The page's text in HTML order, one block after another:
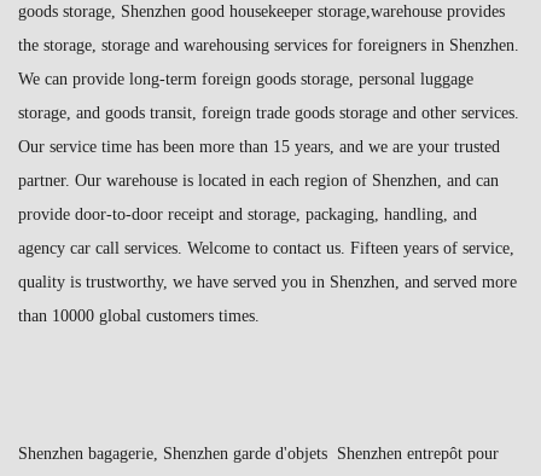
goods storage, Shenzhen good housekeeper storage,warehouse provides
the storage, storage and warehousing services for foreigners in Shenzhen.
We can provide long-term foreign goods storage, personal luggage
storage, and goods transit, foreign trade goods storage and other services.
Our service time has been more than 15 years, and we are your trusted
partner. Our warehouse is located in each region of Shenzhen, and can
provide door-to-door receipt and storage, packaging, handling, and
agency car call services. Welcome to contact us. Fifteen years of service,
quality is trustworthy, we have served you in Shenzhen, and served more
than 10000 global customers times.
Shenzhen bagagerie, Shenzhen garde d'objets Shenzhen entrepôt pour